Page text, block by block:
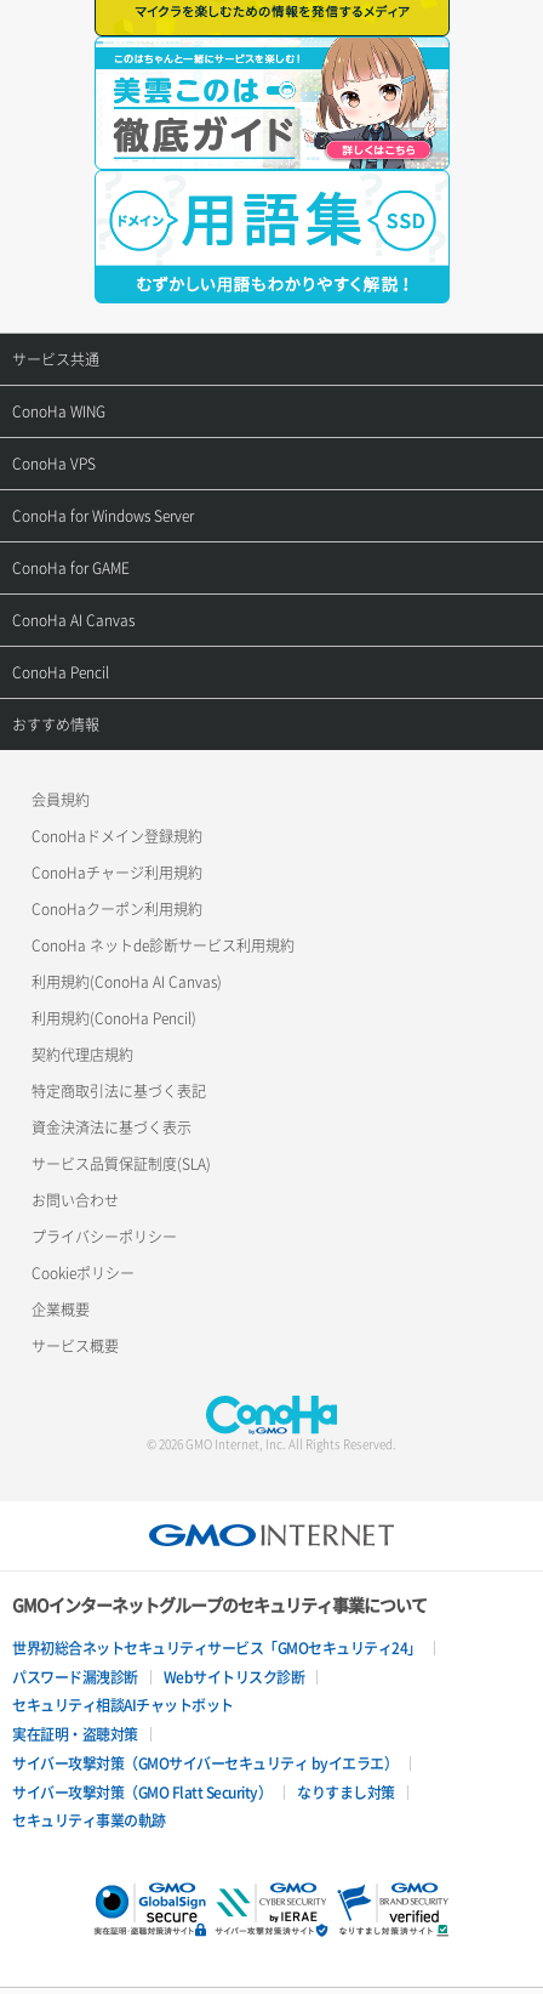
サービス共通
サポートトップ
ご契約・お支払い
用語集
お問い合わせ
ConoHa WING
サポートトップ
ご利用ガイド
お乗り換えガイド
よくある質問
ConoHa VPS
サポートトップ
ご利用ガイド
APIドキュメントVPS2.0
APIドキュメントVPS3.0
ConoHa for Windows Server
サポートトップ
ご利用ガイド
APIドキュメントVPS2.0
APIドキュメントVPS3.0
ConoHa for GAME
サポートトップ
ご利用ガイド
ConoHa AI Canvas
サポートトップ
ご利用ガイド
ConoHa Pencil
サポートトップ
おすすめ情報
美雲このは徹底ガイド
会員規約
ConoHaドメイン登録規約
ConoHaチャージ利用規約
ConoHaクーポン利用規約
ConoHa ネットde診断サービス利用規約
利用規約(ConoHa AI Canvas)
利用規約(ConoHa Pencil)
契約代理店規約
特定商取引法に基づく表記
資金決済法に基づく表示
サービス品質保証制度(SLA)
お問い合わせ
プライバシーポリシー
Cookieポリシー
企業概要
サービス概要
© 2026 GMO Internet, Inc. All Rights Reserved.
GMOインターネットグループのセキュリティ事業について
世界初総合ネットセキュリティサービス「GMOセキュリティ24」
パスワード漏洩診断
Webサイトリスク診断
セキュリティ相談AIチャットボット
実在証明・盗聴対策
サイバー攻撃対策（GMOサイバーセキュリティ byイエラエ）
サイバー攻撃対策（GMO Flatt Security）
なりすまし対策
セキュリティ事業の軌跡